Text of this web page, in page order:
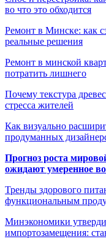
во что это обходится
Ремонт в Минске: как
реальные решения
Ремонт в минской
потратить лишнего
Почему текстура
стресса жителей
Как визуально
продуманных
Прогноз роста
ожидают умеренное
Тренды здорового
функциональным
Минэкономики
импортозамещения: